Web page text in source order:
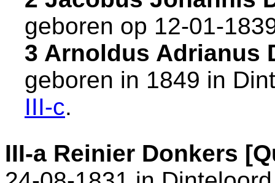
geboren op 12-01-
3 Arnoldus Adrianus
geboren in 1849 in
III-c.
III-a Reinier Donkers